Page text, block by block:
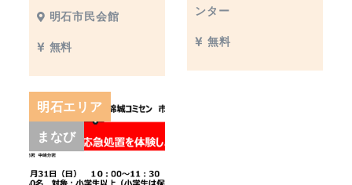
明石市民会館
無料
ンター
無料
明石エリア
まなび